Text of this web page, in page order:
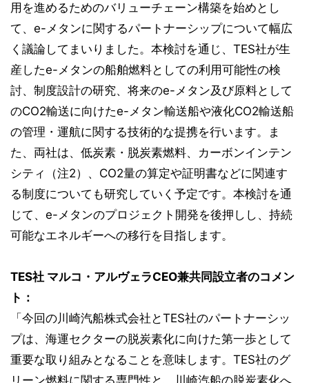
用を進めるためのバリューチェーン構築を始めとし
て、e-メタンに関するパートナーシップについて幅広
く議論してまいりました。本検討を通じ、TES社が生
産したe-メタンの船舶燃料としての利用可能性の検
討、制度設計の研究、将来のe-メタン及び原料として
のCO2輸送に向けたe-メタン輸送船や液化CO2輸送船
の管理・運航に関する技術的な提携を行います。ま
た、両社は、低炭素・脱炭素燃料、カーボンインテン
シティ（注2）、CO2量の算定や証明書などに関連す
る制度についても研究していく予定です。本検討を通
じて、e-メタンのプロジェクト開発を後押しし、持続
可能なエネルギーへの移行を目指します。
TES社 マルコ・アルヴェラCEO兼共同設立者のコメン
ト：
「今回の川崎汽船株式会社とTES社のパートナーシッ
プは、海運セクターの脱炭素化に向けた第一歩として
重要な取り組みとなることを意味します。TES社のグ
リーン燃料に関する専門性と、川崎汽船の脱炭素化へ